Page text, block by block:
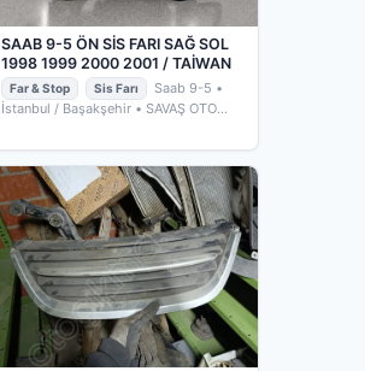
SAAB 9-5 ÖN SİS FARI SAĞ SOL
1998 1999 2000 2001 / TAİWAN
Far & Stop Sis Farı Saab 9-5 •
İstanbul / Başakşehir • SAVAŞ OTO